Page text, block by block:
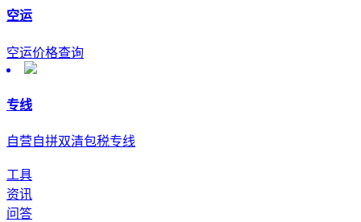
空运
空运价格查询
专线
自营自拼双清包税专线
工具
资讯
问答